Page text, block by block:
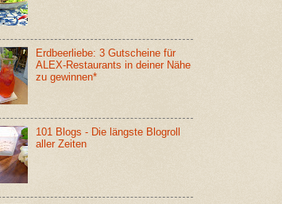
Erdbeerliebe: 3 Gutscheine für
ALEX-Restaurants in deiner Nähe
zu gewinnen*
101 Blogs - Die längste Blogroll
aller Zeiten